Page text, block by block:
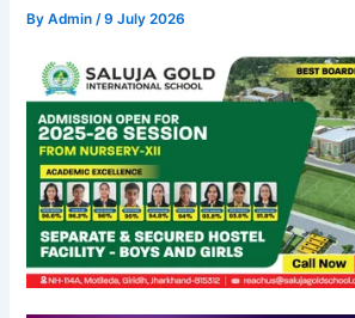
ByAdmin/9 July 2026